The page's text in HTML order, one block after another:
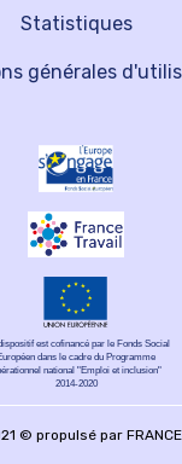
Statistiques
générales
est cofinancé par le Fonds Social
dans le cadre du Programme
national "Emploi et inclusion"
2014-2020
© propulsé par FRANCE